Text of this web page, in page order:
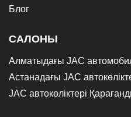
Блог
САЛОНЫ
Алматыдағы JAC
Астанадағы JAC
JAC автокөліктері